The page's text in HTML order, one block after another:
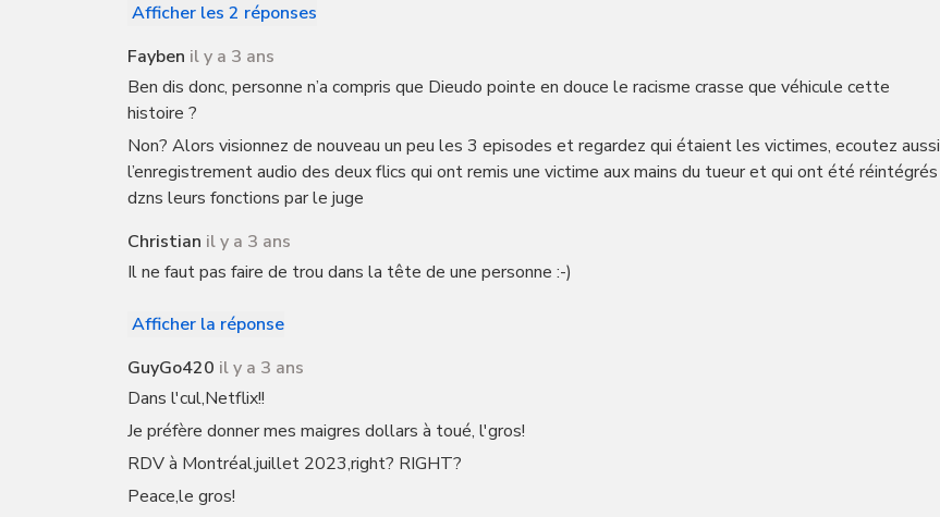
Afficher les 2 réponses
Fayben il y a 3 ans
Ben dis donc, personne n’a compris que Dieudo pointe en douce le racisme crasse que véhicule cette
histoire ?
Non? Alors visionnez de nouveau un peu les 3 episodes et regardez qui étaient les victimes, ecoutez aussi
l’enregistrement audio des deux flics qui ont remis une victime aux mains du tueur et qui ont été réintégrés
dzns leurs fonctions par le juge
Christian il y a 3 ans
Il ne faut pas faire de trou dans la tête de une personne :-)
Afficher la réponse
GuyGo420 il y a 3 ans
Dans l'cul,Netflix!!
Je préfère donner mes maigres dollars à toué, l'gros!
RDV à Montréal,juillet 2023,right? RIGHT?
Peace,le gros!